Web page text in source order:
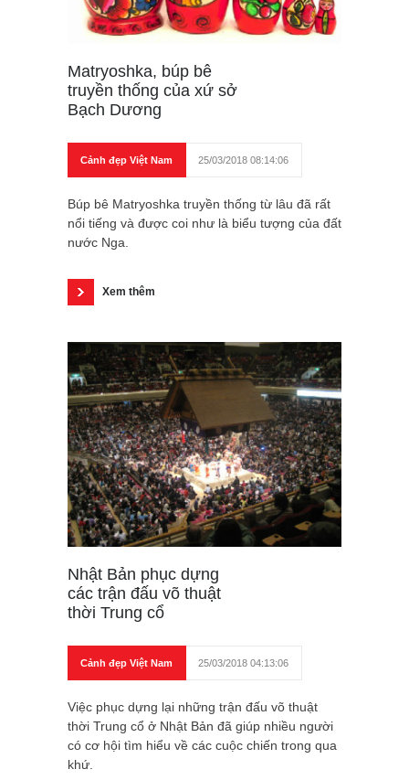
Matryoshka, búp bê
truyền thống của xứ sở
Bạch Dương
Cảnh đẹp Việt Nam 25/03/2018 08:14:06
Búp bê Matryoshka truyền thống từ lâu đã rất
nổi tiếng và được coi như là biểu tượng của đất
nước Nga.
Xem thêm
Nhật Bản phục dựng
các trận đấu võ thuật
thời Trung cổ
Cảnh đẹp Việt Nam 25/03/2018 04:13:06
Việc phục dựng lại những trận đấu võ thuật
thời Trung cổ ở Nhật Bản đã giúp nhiều người
có cơ hội tìm hiểu về các cuộc chiến trong qua
khứ.